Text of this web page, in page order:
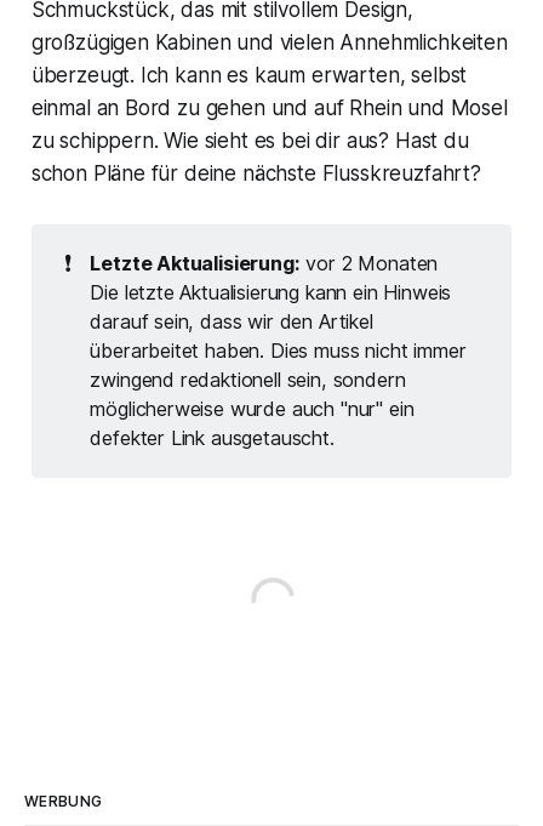
Schmuckstück, das mit stilvollem Design,
großzügigen Kabinen und vielen Annehmlichkeiten
überzeugt. Ich kann es kaum erwarten, selbst
einmal an Bord zu gehen und auf Rhein und Mosel
zu schippern. Wie sieht es bei dir aus? Hast du
schon Pläne für deine nächste Flusskreuzfahrt?
❗ Letzte Aktualisierung: vor 2 Monaten
Die letzte Aktualisierung kann ein Hinweis
darauf sein, dass wir den Artikel
überarbeitet haben. Dies muss nicht immer
zwingend redaktionell sein, sondern
möglicherweise wurde auch "nur" ein
defekter Link ausgetauscht.
WERBUNG